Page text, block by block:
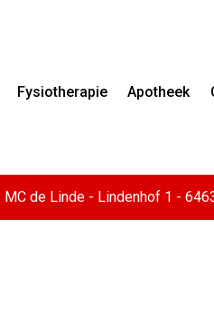
Fysiotherapie Apotheek
MC de Linde - Lindenhof 1 -